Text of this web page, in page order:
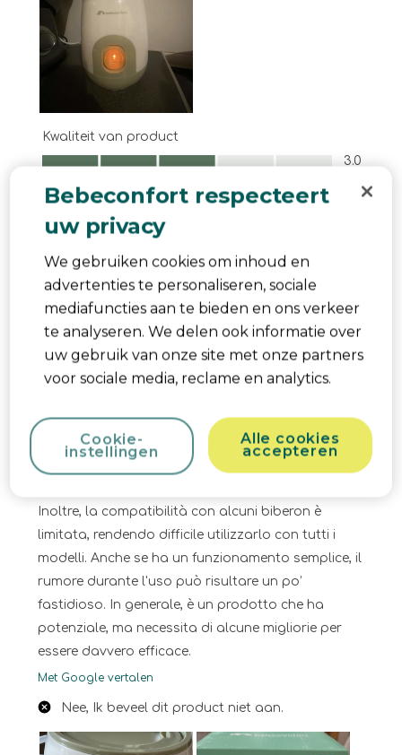
Kwaliteit van product
Kwaliteit van product, 3.0 van 5
3.0
Behulpzaam? (0 (0) Melden
3 van 5 sterren.
Buono
Ho provato lo scaldabiberon Bébé Confort e,
sebbene abbia alcuni punti positivi, ci sono
è gradevole e si integra bene nella cucina, ma il
tempo di riscaldamento è più lungo rispetto ad
altri modelli. A volte, la temperatura non è
Inoltre, la compatibilità con alcuni biberon è
limitata, rendendo difficile utilizzarlo con tutti i
modelli. Anche se ha un funzionamento semplice, il
rumore durante l'uso può risultare un po’
fastidioso. In generale, è un prodotto che ha
potenziale, ma necessita di alcune migliorie per
essere davvero efficace.
Met Google vertalen
Nee, Ik beveel dit product niet aan.
Bebeconfort respecteert
uw privacy
We gebruiken cookies om inhoud en
advertenties te personaliseren, sociale
mediafuncties aan te bieden en ons verkeer
te analyseren. We delen ook informatie over
uw gebruik van onze site met onze partners
voor sociale media, reclame en analytics.
Alle cookies
accepteren
Cookie-
instellingen